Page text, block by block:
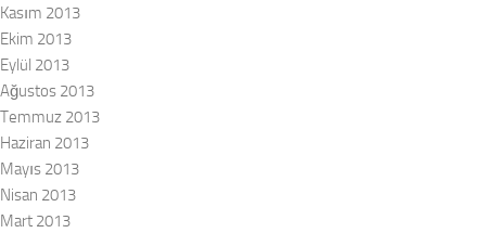
Kasım 2013
Ekim 2013
Eylül 2013
Ağustos 2013
Temmuz 2013
Haziran 2013
Mayıs 2013
Nisan 2013
Mart 2013